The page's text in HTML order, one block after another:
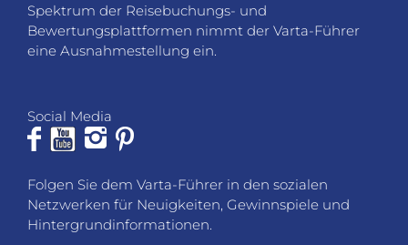
Spektrum der Reisebuchungs- und
Bewertungsplattformen nimmt der Varta-Führer
eine Ausnahmestellung ein.
Social Media
Folgen Sie dem Varta-Führer in den sozialen
Netzwerken für Neuigkeiten, Gewinnspiele und
Hintergrundinformationen.